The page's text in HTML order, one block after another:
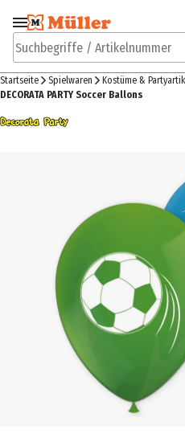
Zur Navigation
springen
Suchbegriffe / Artikelnummer
Startseite Spielwaren Kostüme &
DECORATA PARTY Soccer Ballons